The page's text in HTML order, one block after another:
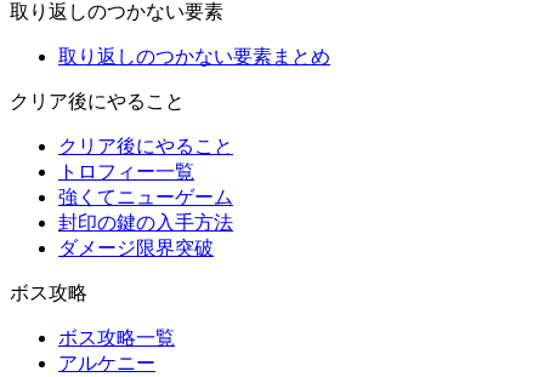
取り返しのつかない要素
取り返しのつかない要素まとめ
クリア後にやること
クリア後にやること
トロフィー一覧
強くてニューゲーム
封印の鍵の入手方法
ダメージ限界突破
ボス攻略
ボス攻略一覧
アルケニー